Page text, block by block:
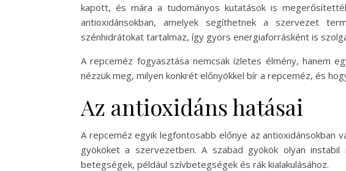
kapott, és mára a tudományos kutatások is
antioxidánsokban, amelyek segíthetnek a szervezet
szénhidrátokat tartalmaz, így gyors energiaforrásként is
A repceméz fogyasztása nemcsak ízletes élmény, hanem
nézzük meg, milyen konkrét előnyökkel bír a repceméz, és
Az antioxidáns hatásai
A repceméz egyik legfontosabb előnye az antioxidánsokban
gyököket a szervezetben. A szabad gyökök olyan instabil
betegségek, például szívbetegségek és rák kialakulásához.